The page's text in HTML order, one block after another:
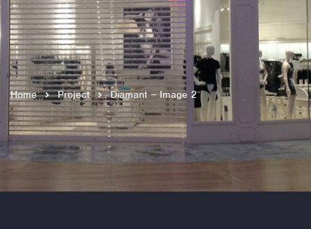
Home Project Diamant – Image 2